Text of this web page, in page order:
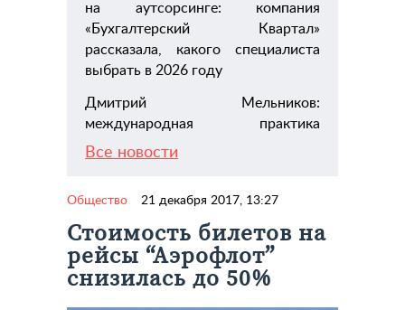
на аутсорсинге: компания
«Бухгалтерский Квартал»
рассказала, какого специалиста
выбрать в 2026 году
Дмитрий Мельников:
международная практика
Все новости
Общество 21 декабря 2017, 13:27
Стоимость билетов на
рейсы “Аэрофлот”
снизилась до 50%